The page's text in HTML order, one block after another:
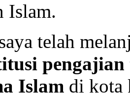
Islam.
telah
Islam di kota